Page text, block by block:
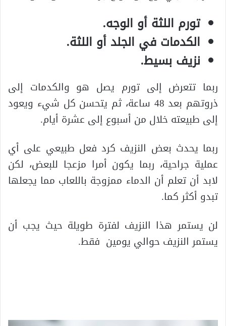
تورم اللثة أو الوجه.
الكدمات في الجلد أو اللثة.
نزيف بسيط.
ربما تتعرض إلى تورم يصل هو والكدمات إلى
ذروتهم بعد 48 ساعة، ثم يتحسن كل شيء ويعود
إلى طبيعته خلال من أسبوع إلى عشرة أيام.
ربما يحدث بعض النزيف كرد فعل طبيعي على أي
عملية جراحية، ربما يكون أمرا مزعجا للبعض، لكن
لابد أن تعلم أن الدماء ممزوجة باللعاب مما يجعلها
تبدو أكثر كما.
لن يستمر هذا النزيف لفترة طويلة حيث يجب أن
يستمر النزيف حوالي يومين فقط.